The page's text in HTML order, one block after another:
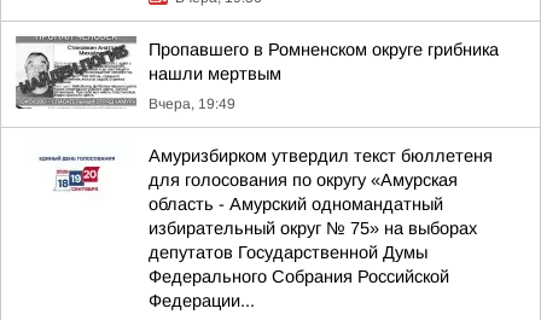
Пропавшего в Ромненском округе грибника
нашли мертвым
Вчера, 19:49
Амуризбирком утвердил текст бюллетеня
для голосования по округу «Амурская
область - Амурский одномандатный
избирательный округ № 75» на выборах
депутатов Государственной Думы
Федерального Собрания Российской
Федерации...